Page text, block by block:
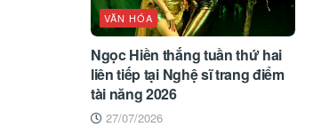
VĂN HÓA
Ngọc Hiền thắng tuần thứ hai
liên tiếp tại Nghệ sĩ trang điểm
tài năng 2026
27/07/2026